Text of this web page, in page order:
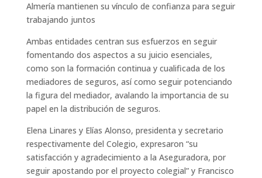
Almería mantienen su vínculo de confianza para seguir
trabajando juntos
Ambas entidades centran sus esfuerzos en seguir
fomentando dos aspectos a su juicio esenciales,
como son la formación continua y cualificada de los
mediadores de seguros, así como seguir potenciando
la figura del mediador, avalando la importancia de su
papel en la distribución de seguros.
Elena Linares y Elías Alonso, presidenta y secretario
respectivamente del Colegio, expresaron “su
satisfacción y agradecimiento a la Aseguradora, por
seguir apostando por el proyecto colegial” y Francisco